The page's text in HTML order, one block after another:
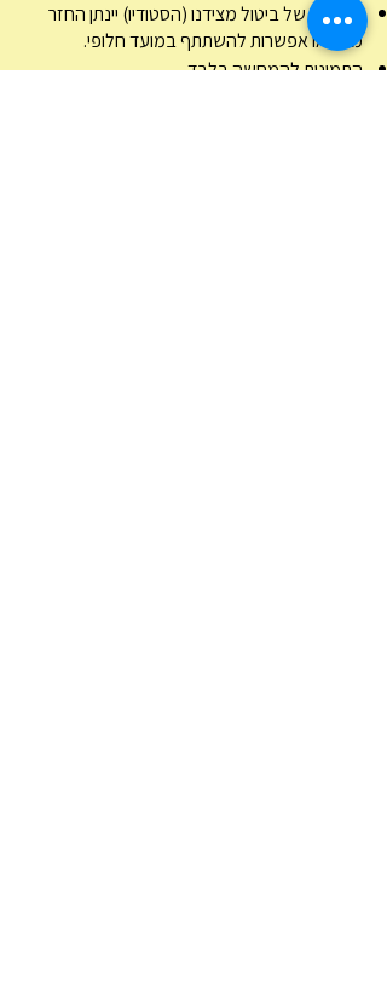
במקרה של ביטול מצידנו (הסטודיו) יינתן החזר
מלא או אפשרות להשתתף במועד חלופי.
התמונות להמחשה בלבד